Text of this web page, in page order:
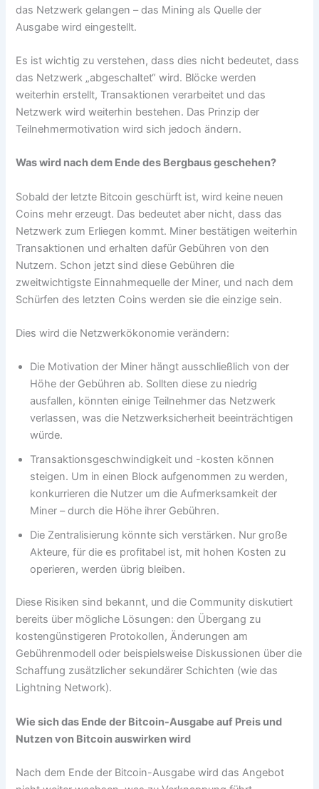
das Netzwerk gelangen – das Mining als Quelle der
Ausgabe wird eingestellt.
Es ist wichtig zu verstehen, dass dies nicht bedeutet, dass
das Netzwerk „abgeschaltet“ wird. Blöcke werden
weiterhin erstellt, Transaktionen verarbeitet und das
Netzwerk wird weiterhin bestehen. Das Prinzip der
Teilnehmermotivation wird sich jedoch ändern.
Was wird nach dem Ende des Bergbaus geschehen?
Sobald der letzte Bitcoin geschürft ist, wird keine neuen
Coins mehr erzeugt. Das bedeutet aber nicht, dass das
Netzwerk zum Erliegen kommt. Miner bestätigen weiterhin
Transaktionen und erhalten dafür Gebühren von den
Nutzern. Schon jetzt sind diese Gebühren die
zweitwichtigste Einnahmequelle der Miner, und nach dem
Schürfen des letzten Coins werden sie die einzige sein.
Dies wird die Netzwerkökonomie verändern:
Die Motivation der Miner hängt ausschließlich von der
Höhe der Gebühren ab. Sollten diese zu niedrig
ausfallen, könnten einige Teilnehmer das Netzwerk
verlassen, was die Netzwerksicherheit beeinträchtigen
würde.
Transaktionsgeschwindigkeit und -kosten können
steigen. Um in einen Block aufgenommen zu werden,
konkurrieren die Nutzer um die Aufmerksamkeit der
Miner – durch die Höhe ihrer Gebühren.
Die Zentralisierung könnte sich verstärken. Nur große
Akteure, für die es profitabel ist, mit hohen Kosten zu
operieren, werden übrig bleiben.
Diese Risiken sind bekannt, und die Community diskutiert
bereits über mögliche Lösungen: den Übergang zu
kostengünstigeren Protokollen, Änderungen am
Gebührenmodell oder beispielsweise Diskussionen über die
Schaffung zusätzlicher sekundärer Schichten (wie das
Lightning Network).
Wie sich das Ende der Bitcoin-Ausgabe auf Preis und
Nutzen von Bitcoin auswirken wird
Nach dem Ende der Bitcoin-Ausgabe wird das Angebot